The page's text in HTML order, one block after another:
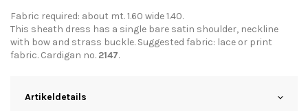
Fabric required: about mt. 1.60 wide 1.40.
This sheath dress has a single bare satin shoulder, neckline
with bow and strass buckle. Suggested fabric: lace or print
fabric. Cardigan no. 2147.
Artikeldetails